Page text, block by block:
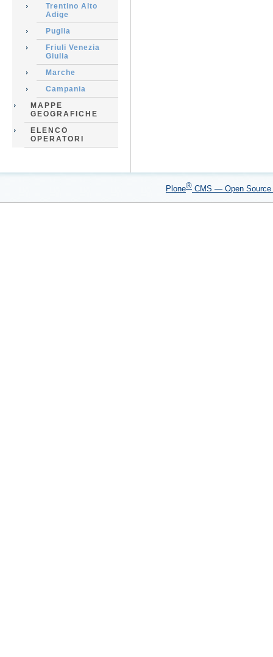
Trentino Alto
Adige
Puglia
Friuli Venezia
Giulia
Marche
Campania
MAPPE
GEOGRAFICHE
ELENCO
OPERATORI
Plone® CMS — Open Source